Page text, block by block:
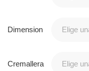
Dimension
Cremallera